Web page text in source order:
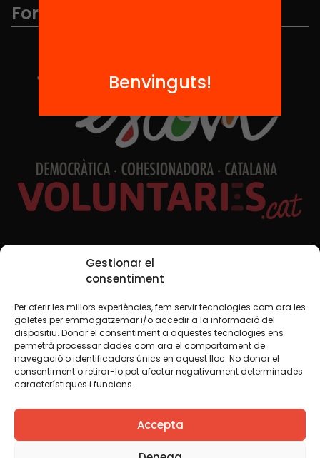
Gestionar el
consentiment
Per oferir les millors experiències, fem servir tecnologies com ara les
galetes per emmagatzemar i/o accedir a la informació del
dispositiu. Donar el consentiment a aquestes tecnologies ens
permetrà processar dades com ara el comportament de
navegació o identificadors únics en aquest lloc. No donar el
consentiment o retirar-lo pot afectar negativament determinades
característiques i funcions.
Accepta
Formem part de...
Xarxes Socials
TWT YTB IG FB IN
Avís legalPolítica de cookies
Creiem que el coneixement s’ha de compartir. Per això
fem servir una llicència Creative Commons, llevat que en
algun material indiquem el contrari. Us animem a copiar,
Benvinguts!